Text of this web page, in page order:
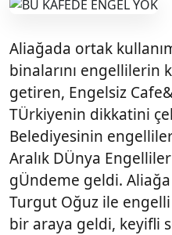
Aliağada ortak
binalarını engellilerin
getiren, Engelsiz
TÜrkiyenin dikkatini
Belediyesinin
Aralık DÜnya
gÜndeme geldi.
Turgut Oğuz ile
bir araya geldi, keyifli